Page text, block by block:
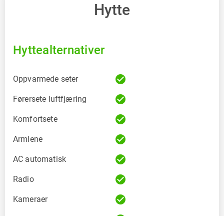
Hytte
Hyttealternativer
Oppvarmede seter check_circle
Førersete luftfjæring check_circle
Komfortsete check_circle
Armlene check_circle
AC automatisk check_circle
Radio check_circle
Kameraer check_circle